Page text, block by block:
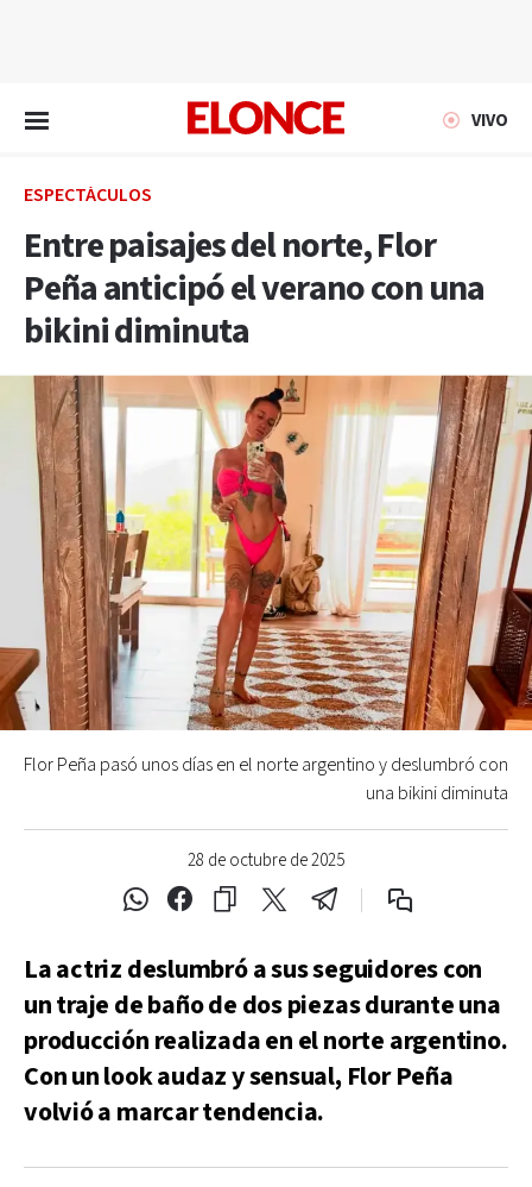
VIVO
ESPECTÁCULOS
Entre paisajes del norte, Flor
Peña anticipó el verano con una
bikini diminuta
28 de octubre de 2025
Flor Peña pasó unos días en el norte argentino y deslumbró con
una bikini diminuta
La actriz deslumbró a sus seguidores con
un traje de baño de dos piezas durante una
producción realizada en el norte argentino.
Con un look audaz y sensual, Flor Peña
volvió a marcar tendencia.